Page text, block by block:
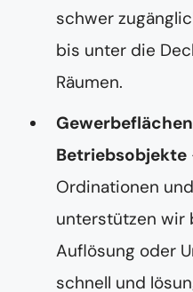
schwer
bis unter die
Räumen.
Betriebsobjekte
Ordinationen
unterstützen wir
Auflösung oder
schnell und